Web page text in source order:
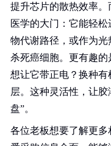
提升芯片的散热效率。
医学的大门：它能轻
物代谢路径，或作为
杀死癌细胞。更有趣的
想让它带正电？换种
层。这种灵活性，让
盘”。
各位老板想要了解更